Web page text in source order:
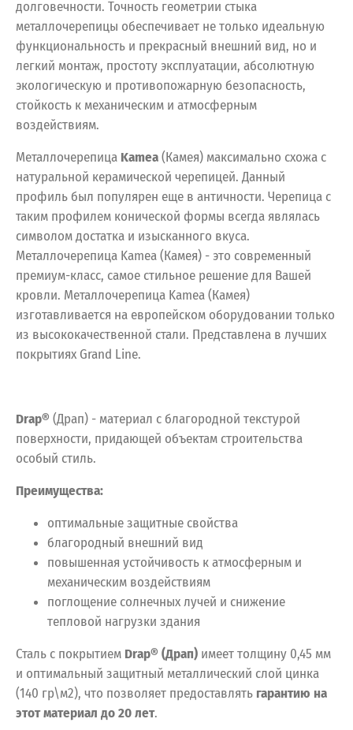
долговечности. Точность геометрии стыка
металлочерепицы обеспечивает не только идеальную
функциональность и прекрасный внешний вид, но и
легкий монтаж, простоту эксплуатации, абсолютную
экологическую и противопожарную безопасность,
стойкость к механическим и атмосферным
воздействиям.
Металлочерепица Kamea(Камея) максимально схожа с
натуральной керамической черепицей. Данный
профиль был популярен еще в античности. Черепица с
таким профилем конической формы всегда являлась
символом достатка и изысканного вкуса.
Металлочерепица Kamea (Камея) - это современный
премиум-класс, самое стильное решение для Вашей
кровли. Металлочерепица Kamea (Камея)
изготавливается на европейском оборудовании только
из высококачественной стали. Представлена в лучших
покрытиях Grand Line.
Drap® (Драп) - материал с благородной текстурой
поверхности, придающей объектам строительства
особый стиль.
Преимущества:
оптимальные защитные свойства
благородный внешний вид
повышенная устойчивость к атмосферным и
механическим воздействиям
поглощение солнечных лучей и снижение
тепловой нагрузки здания
Сталь с покрытием Drap® (Драп) имеет толщину 0,45 мм
и оптимальный защитный металлический слой цинка
(140 гр\м2), что позволяет предоставлять гарантию на
этот материал до 20 лет.